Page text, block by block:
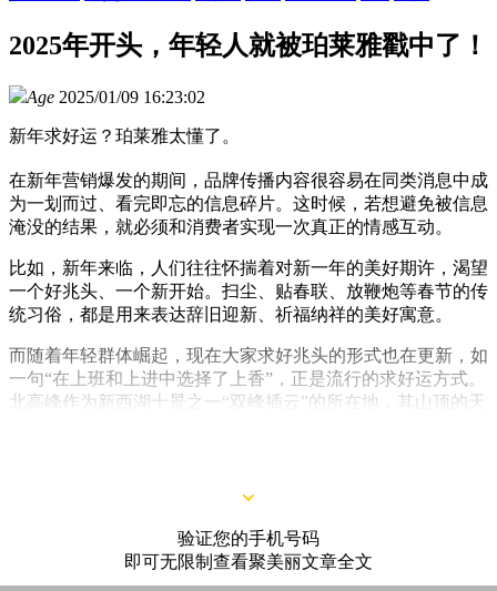
2025年开头，年轻人就被珀莱雅戳中了！
Age 2025/01/09 16:23:02
新年求好运？珀莱雅太懂了。
在新年营销爆发的期间，品牌传播内容很容易在同类消息中成
为一划而过、看完即忘的信息碎片。这时候，若想避免被信息
淹没的结果，就必须和消费者实现一次真正的情感互动。
比如，新年来临，人们往往怀揣着对新一年的美好期许，渴望
一个好兆头、一个新开始。扫尘、贴春联、放鞭炮等春节的传
统习俗，都是用来表达辞旧迎新、祈福纳祥的美好寓意。
而随着年轻群体崛起，现在大家求好兆头的形式也在更新，如
一句“在上班和上进中选择了上香”，正是流行的求好运方式。
北高峰作为新西湖十景之一“双峰插云”的所在地，其山顶的天
验证您的手机号码
即可无限制查看聚美丽文章全文